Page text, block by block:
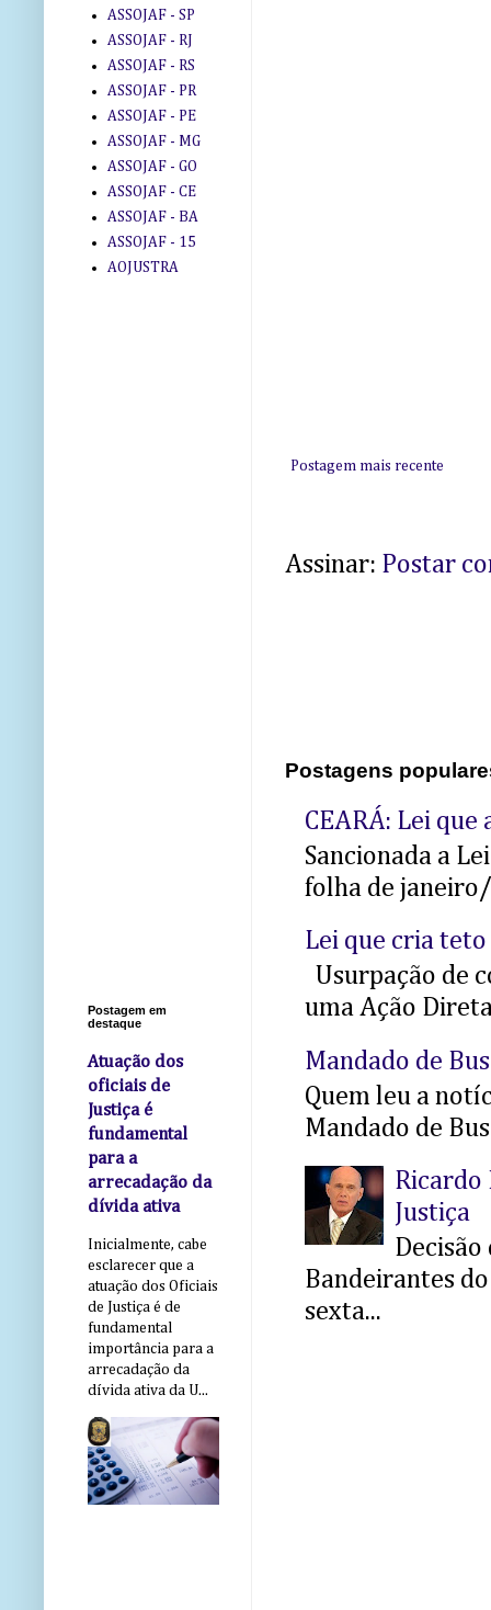
Postagem mais recente
Assinar: Postar
Postagens
CEARÁ: Lei
Sancionada a
folha de
Lei que cria
Usurpação de
uma Ação
Mandado de
Quem leu a
Mandado de
Ricardo
Justiça
Decisão
Bandeirantes
sexta...
ASSOJAF - SP
ASSOJAF - RJ
ASSOJAF - RS
ASSOJAF - PR
ASSOJAF - PE
ASSOJAF - MG
ASSOJAF - GO
ASSOJAF - CE
ASSOJAF - BA
ASSOJAF - 15
AOJUSTRA
Postagem em
destaque
Atuação dos
oficiais de
Justiça é
fundamental
para a
arrecadação da
dívida ativa
Inicialmente, cabe
esclarecer que a
atuação dos Oficiais
de Justiça é de
fundamental
importância para a
arrecadação da
dívida ativa da U...